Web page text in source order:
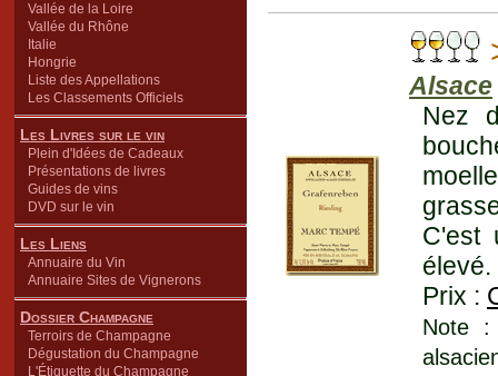
Vallée de la Loire
Vallée du Rhône
Italie
Hongrie
Liste des Appellations
Les Classements Officiels
Les Livres sur le vin
Plein d'Idées de Cadeaux
Présentations de livres
Guides de vins
DVD sur le vin
Les Liens
Annuaire du Vin
Annuaire Sites de Vignerons
Dossier Champagne
Terroirs de Champagne
Dégustation du Champagne
L'Étiquette du Champagne
Alsace
Nez
C'est
Prix :
Note :